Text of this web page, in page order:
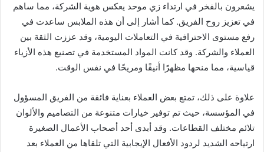
يشعرون بالفخر في ارتداء زي موحد يعكس هوية الشركة، مما ساهم
في تعزيز روح الفريق. كما أشار إلى أن هذه الملابس ساعدت في
رفع مستوى الاحترافية في التعاملات اليومية، وقد عززت الثقة بين
العملاء والشركة. وقد كانت المواد المستخدمة في تصنيع هذه الأزياء
قياسية، مما منحها مظهرًا أنيقًا ومريحًا في نفس الوقت.
علاوة على ذلك، تمتع بعض العملاء بعناية فائقة من الفريق المسؤول
في المؤسسة، حيث تم توفير خيارات متنوعة من التصاميم والألوان
تلائم مختلف القطاعات. وقد أبدى أحد أصحاب الأعمال الصغيرة
ارتياحه الشديد لردود الأفعال الإيجابية التي تلقاها من العملاء بعد